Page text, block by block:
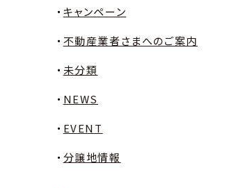
キャンペーン
不動産業者さまへのご案内
未分類
NEWS
EVENT
分譲地情報